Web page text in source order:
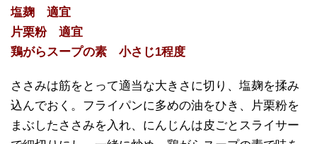
塩麹 適宜
片栗粉 適宜
鶏がらスープの素 小さじ1程度
ささみは筋をとって適当な大きさに切り、塩麹を揉み
込んでおく。フライパンに多めの油をひき、片栗粉を
まぶしたささみを入れ、にんじんは皮ごとスライサー